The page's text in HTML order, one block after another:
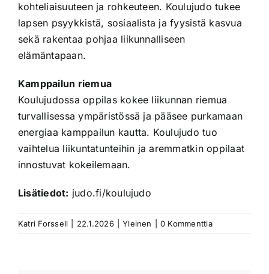
kohteliaisuuteen ja rohkeuteen. Koulujudo tukee
lapsen psyykkistä, sosiaalista ja fyysistä kasvua
sekä rakentaa pohjaa liikunnalliseen
elämäntapaan.
Kamppailun riemua
Koulujudossa oppilas kokee liikunnan riemua
turvallisessa ympäristössä ja pääsee purkamaan
energiaa kamppailun kautta. Koulujudo tuo
vaihtelua liikuntatunteihin ja aremmatkin oppilaat
innostuvat kokeilemaan.
Lisätiedot: judo.fi/koulujudo
Katri Forssell 22.1.2026 Yleinen 0 Kommenttia